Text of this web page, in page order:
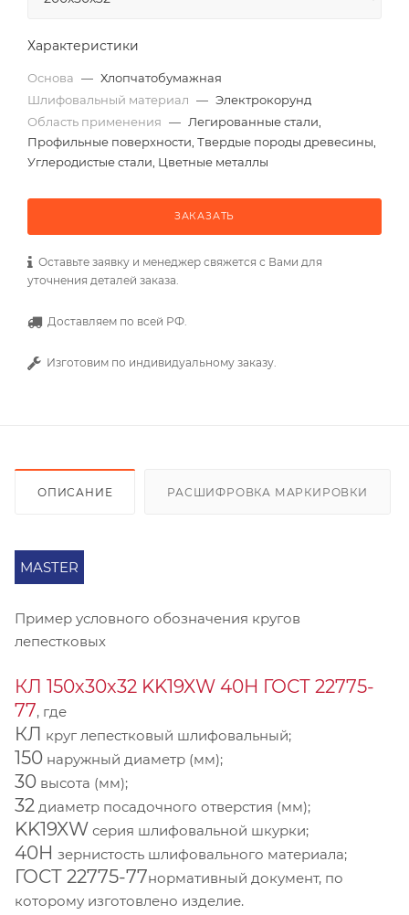
Характеристики
Основа — Хлопчатобумажная
Шлифовальный материал — Электрокорунд
Область применения — Легированные стали,
Профильные поверхности, Твердые породы древесины,
Углеродистые стали, Цветные металлы
ЗАКАЗАТЬ
Оставьте заявку и менеджер свяжется с Вами для
уточнения деталей заказа.
Доставляем по всей РФ.
Изготовим по индивидуальному заказу.
ОПИСАНИЕ РАСШИФРОВКА МАРКИРОВКИ
MASTER
Пример условного обозначения кругов
лепестковых
КЛ 150х30х32 KK19XW 40Н ГОСТ 22775-
77, где
КЛ круг лепестковый шлифовальный;
150 наружный диаметр (мм);
30 высота (мм);
32 диаметр посадочного отверстия (мм);
KK19XW серия шлифовальной шкурки;
40Н зернистость шлифовального материала;
ГОСТ 22775-77нормативный документ, по
которому изготовлено изделие.